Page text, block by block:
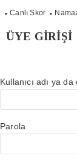
Canlı Skor
ÜYE GİRİŞİ
Kullanıcı adı ya
Parola